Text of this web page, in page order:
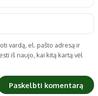
vardą, el. pašto adresą ir
iš naujo, kai kitą kartą vėl